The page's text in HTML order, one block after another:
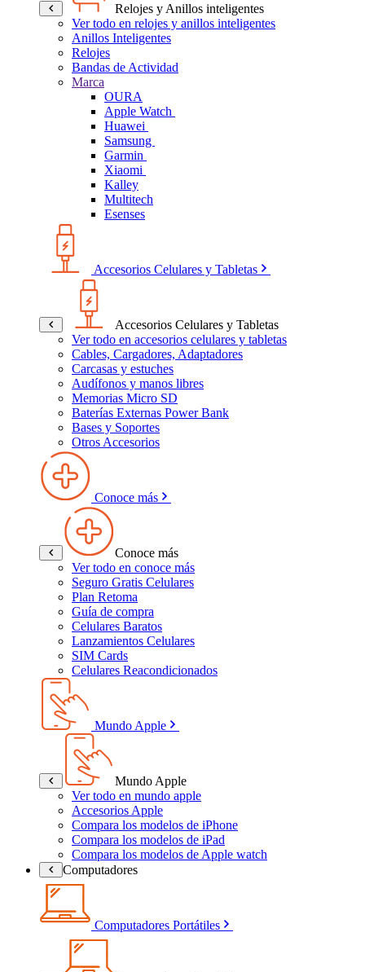
Relojes y Anillos inteligentes
Ver todo en relojes y anillos inteligentes
Anillos Inteligentes
Relojes
Bandas de Actividad
Marca
OURA
Apple Watch
Huawei
Samsung
Garmin
Xiaomi
Kalley
Multitech
Esenses
Accesorios Celulares y Tabletas
Accesorios Celulares y Tabletas
Ver todo en accesorios celulares y tabletas
Cables, Cargadores, Adaptadores
Carcasas y estuches
Audífonos y manos libres
Memorias Micro SD
Baterías Externas Power Bank
Bases y Soportes
Otros Accesorios
Conoce más
Conoce más
Ver todo en conoce más
Seguro Gratis Celulares
Plan Retoma
Guía de compra
Celulares Baratos
Lanzamientos Celulares
SIM Cards
Celulares Reacondicionados
Mundo Apple
Mundo Apple
Ver todo en mundo apple
Accesorios Apple
Compara los modelos de iPhone
Compara los modelos de iPad
Compara los modelos de Apple watch
Computadores
Computadores Portátiles